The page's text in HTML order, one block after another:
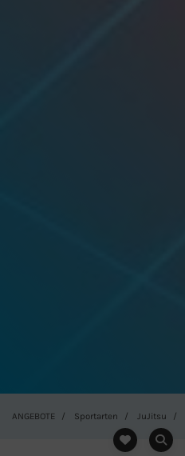
ANGEBOTE Sportarten JuJitsu